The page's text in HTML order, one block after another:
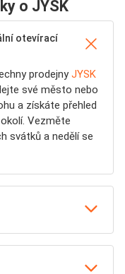
o JYSK
otevírací
prodejnyJYSK
své město nebo
a získáte přehled
Vezměte
svátků a nedělí se